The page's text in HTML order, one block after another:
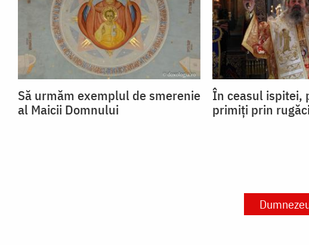
Să urmăm exemplul de smerenie
al Maicii Domnului
În ceasul ispitei,
primiți prin